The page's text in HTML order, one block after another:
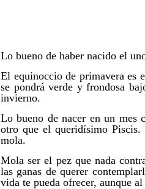
Lo bueno de haber nacido el
El equinoccio de primavera es
se pondrá verde y frondosa
invierno.
Lo bueno de nacer en un mes
otro que el queridísimo
mola.
Mola ser el pez que nada
las ganas de querer
vida te pueda ofrecer, aunque